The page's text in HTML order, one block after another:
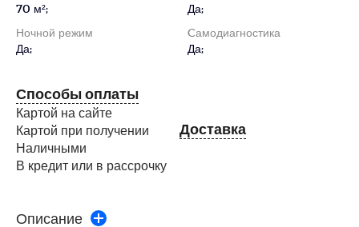
70 м²;
Да;
Ночной режим
Да;
Cамодиагностика
Да;
Способы оплаты
Картой на сайте
Картой при получении
Наличными
В кредит или в рассрочку
Доставка
Описание